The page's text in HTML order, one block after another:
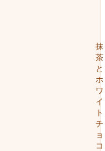
抹
茶
と
ホ
ワ
イ
ト
チ
ョ
コ